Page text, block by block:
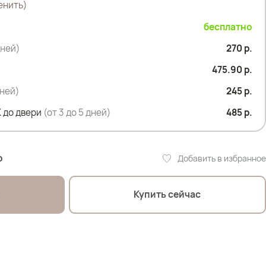
бесплатно
270 р.
475.90 р.
245 р.
двери (от 3 до 5 дней) 485 р.
Добавить в избранное
Купить сейчас